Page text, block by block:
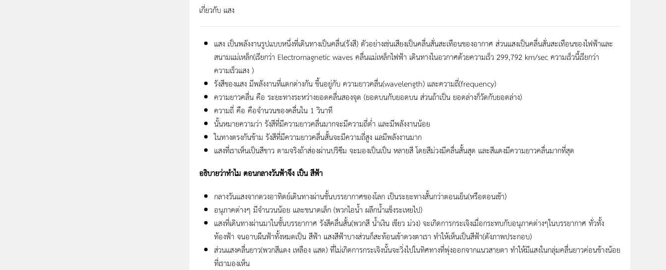
เกี่ยวกับ แสง
แสง เป็นพลังงานรูปแบบหนึ่งที่เดินทางเป็นคลื่น(รังสี) ตัวอย่างเช่นเสียงเป็นคลื่นสั่นสะเทือนของอากาศ ส่วนแสงเป็นคลื่นสั่นสะเทือนของไฟฟ้าและ
สนามแม่เหล็ก(เรียกว่า Electromagnetic waves คลื่นแม่เหล็กไฟฟ้า เดินทางในอวกาศด้วยความเร็ว 299,792 km/sec ความเร็วนี้เรียกว่า
ความเร็วแสง )
รังสีของแสง มีพลังงานที่แตกต่างกัน ขึ้นอยู่กับ ความยาวคลื่น(wavelength) และความถี่(frequency)
ความยาวคลื่น คือ ระยะทางระหว่างยอดคลื่นสองจุด (ยอดบนกับยอดบน ส่วนถ้าเป็น ยอดล่างก็วัดกับยอดล่าง)
ความถี่ คือ คือจำนวนของคลื่นใน 1 วินาที
นั้นหมายความว่า รังสีที่มีความยาวคลื่นมากจะมีความถี่ต่ำ และมีพลังงานน้อย
ในทางตรงกันข้าม รังสีที่มีความยาวคลื่นสั้นจะมีความถี่สูง แลมีพลังงานมาก
แสงที่เราเห็นเป็นสีขาว ตามจริงถ้าส่องผ่านปริซึม จะมองเป็นเป็น หลายสี โดยสีม่วงมีคลื่นสั้นสุด และสีแดงมีความยาวคลื่นมากที่สุด
อธิบายว่าทำไม ตอนกลางวันฟ้าจึง เป็น สีฟ้า
กลางวันแสงจากดวงอาทิตย์เดินทางผ่านชั้นบรรยากาศของโลก เป็นระยะทางสั้นกว่าตอนเย็น(หรือตอนเช้า)
อนุภาคต่างๆ มีจำนวนน้อย และขนาดเล็ก (พวกไอน้ำ ผลึกน้ำแข็งระเหยไป)
แสงที่เดินทางผ่านมาในชั้นบรรยากาศ รังสีคลื่นสั้น(พวกสี น้ำเงิน เขียว ม่วง) จะเกิดการกระเจิงเมื่อกระทบกับอนุภาคต่างๆในบรรยากาศ ทั่วทั้ง
ท้องฟ้า จนอาบผืนฟ้าทั้งหมดเป็น สีฟ้า แสงสีฟ้าบางส่วนก็สะท้อนเข้าดวงตาเรา ทำให้เห็นเป็นสีฟ้า(ดังภาพประกอบ)
ส่วนแสงคลื่นยาว(พวกสีแดง เหลือง แสด) ที่ไม่เกิดการกระเจิงนั้นจะวิ่งไปในทิศทางที่พุ่งออกจากแนวสายตา ทำให้มีแสงในกลุ่มคลื่นยาวค่อนข้างน้อย
ที่เรามองเห็น